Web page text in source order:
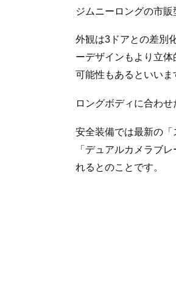
ジムニーロングの市
外観は3ドアとの差別
ーデザインもより立
可能性もあるといいま
ロングボディに合わ
安全装備では最新の「
「デュアルカメラブ
れるとのことです。